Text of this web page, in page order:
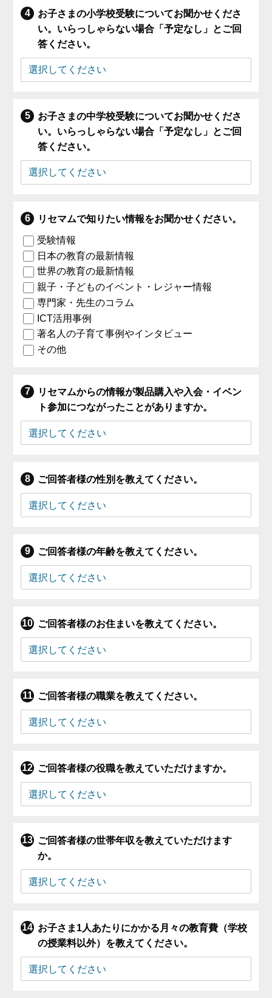
お子さまの小学校受験についてお聞かせくださ
い。いらっしゃらない場合「予定なし」とご回
答ください。
お子さまの中学校受験についてお聞かせくださ
い。いらっしゃらない場合「予定なし」とご回
答ください。
リセマムで知りたい情報をお聞かせください。
受験情報
日本の教育の最新情報
世界の教育の最新情報
親子・子どものイベント・レジャー情報
専門家・先生のコラム
ICT活用事例
著名人の子育て事例やインタビュー
その他
リセマムからの情報が製品購入や入会・イベン
ト参加につながったことがありますか。
ご回答者様の性別を教えてください。
ご回答者様の年齢を教えてください。
ご回答者様のお住まいを教えてください。
ご回答者様の職業を教えてください。
ご回答者様の役職を教えていただけますか。
ご回答者様の世帯年収を教えていただけます
か。
お子さま1人あたりにかかる月々の教育費（学校
の授業料以外）を教えてください。